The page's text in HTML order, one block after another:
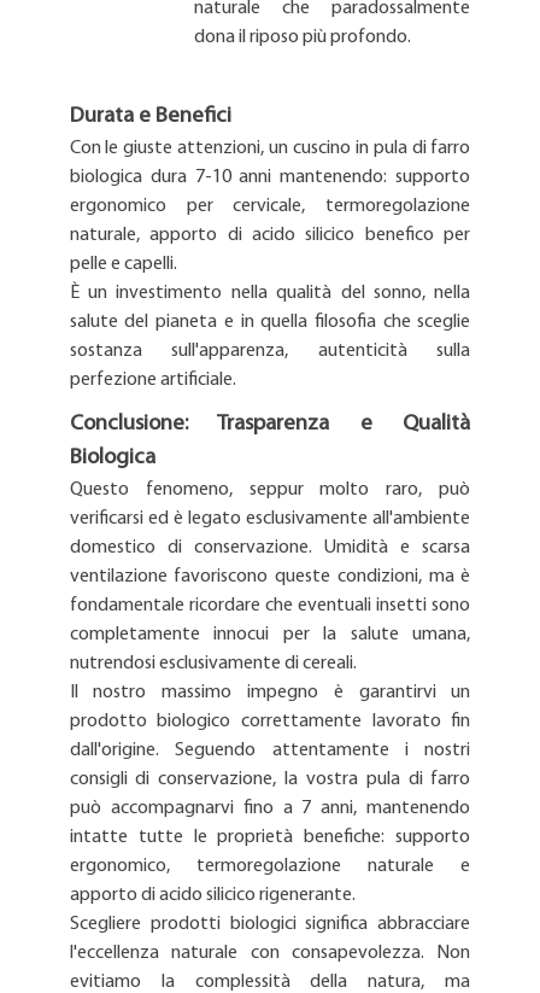
naturale che paradossalmente
dona il riposo più profondo.
Durata e Benefici
Con le giuste attenzioni, un cuscino in pula di farro
biologica dura 7-10 anni mantenendo: supporto
ergonomico per cervicale, termoregolazione
naturale, apporto di acido silicico benefico per
pelle e capelli.
È un investimento nella qualità del sonno, nella
salute del pianeta e in quella filosofia che sceglie
sostanza sull'apparenza, autenticità sulla
perfezione artificiale.
Conclusione: Trasparenza e Qualità
Biologica
Questo fenomeno, seppur molto raro, può
verificarsi ed è legato esclusivamente all'ambiente
domestico di conservazione. Umidità e scarsa
ventilazione favoriscono queste condizioni, ma è
fondamentale ricordare che eventuali insetti sono
completamente innocui per la salute umana,
nutrendosi esclusivamente di cereali.
Il nostro massimo impegno è garantirvi un
prodotto biologico correttamente lavorato fin
dall'origine. Seguendo attentamente i nostri
consigli di conservazione, la vostra pula di farro
può accompagnarvi fino a 7 anni, mantenendo
intatte tutte le proprietà benefiche: supporto
ergonomico, termoregolazione naturale e
apporto di acido silicico rigenerante.
Scegliere prodotti biologici significa abbracciare
l'eccellenza naturale con consapevolezza. Non
evitiamo la complessità della natura, ma